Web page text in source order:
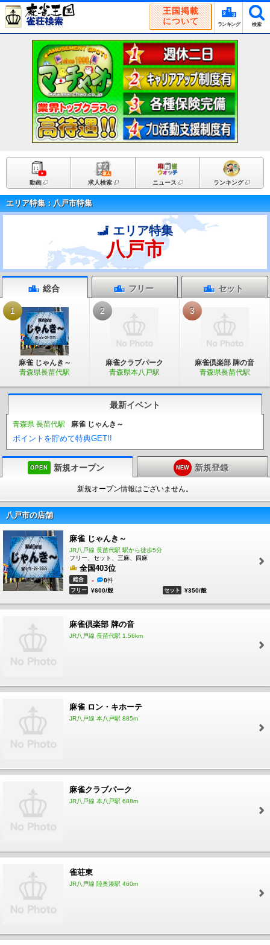
王国掲載
について
ランキング 検索
動画 求人検索 ニュース ランキング
エリア特集：八戸市特集
エリア特集
八戸市
総合 フリー セット
1
麻雀 じゃんき～
青森県長苗代駅
2
麻雀クラブパーク
青森県本八戸駅
3
麻雀倶楽部 牌の音
青森県長苗代駅
最新イベント
青森県 長苗代駅 麻雀 じゃんき～
ポイントを貯めて特典GET!!
OPEN 新規オープン NEW 新規登録
新規オープン情報はございません。
八戸市の店舗
麻雀 じゃんき～
JR八戸線 長苗代駅 駅から徒歩5分
フリー、セット、三麻、四麻
全国403位
総合 - 0件
フリー ¥600/般 セット ¥350/般
麻雀倶楽部 牌の音
JR八戸線 長苗代駅 1.56km
麻雀 ロン・キホーテ
JR八戸線 本八戸駅 885m
麻雀クラブパーク
JR八戸線 本八戸駅 688m
雀荘東
JR八戸線 陸奥湊駅 460m